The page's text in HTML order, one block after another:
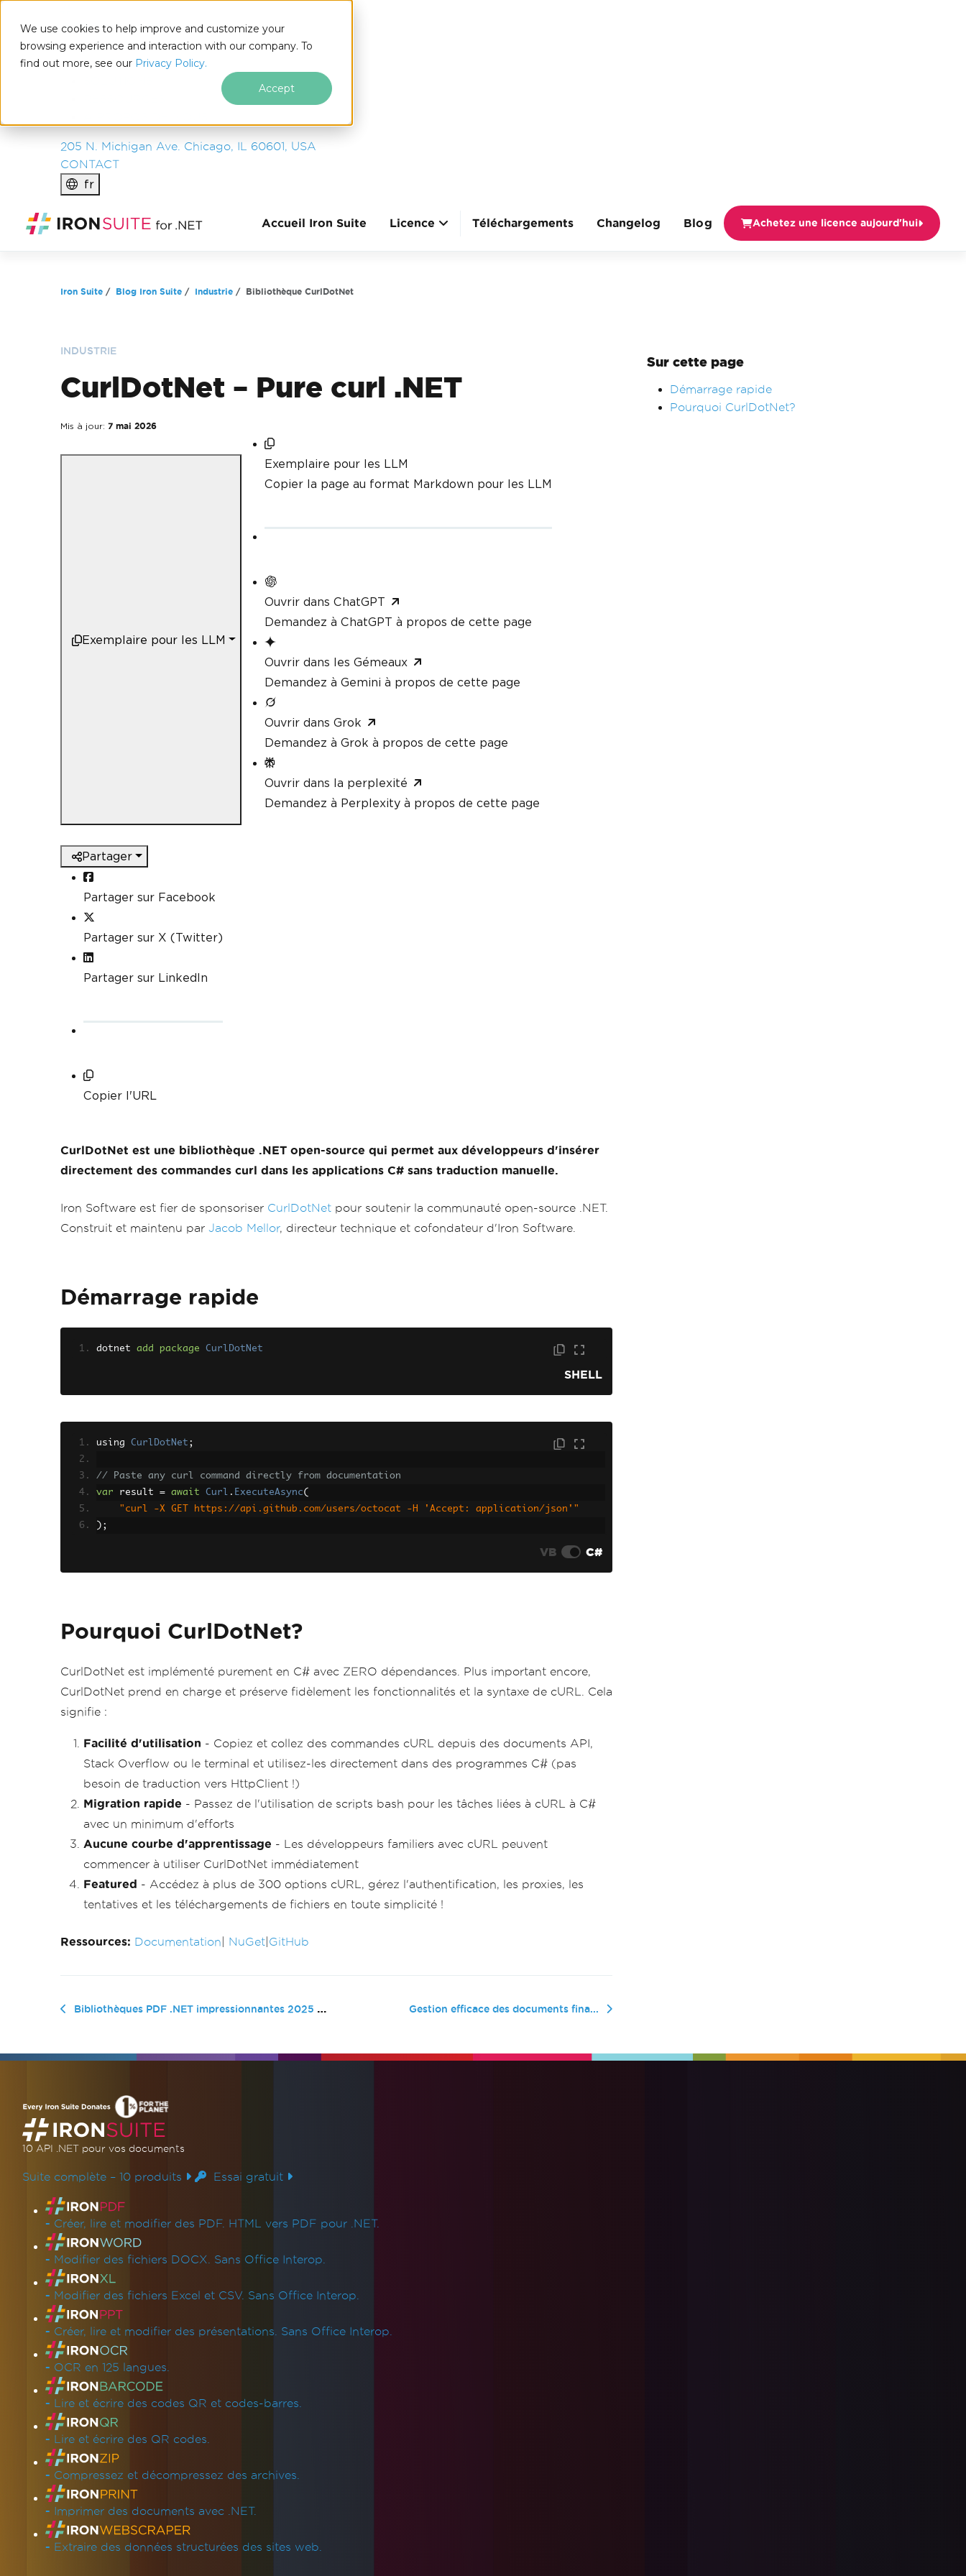
We use cookies to help improve and customize your
browsing experience and interaction with our company. To
find out more, see our Privacy Policy.
Accept
IRONSOFTWARE
PRODUITS
ENTREPRISE
205 N. Michigan Ave. Chicago, IL 60601, USA
CONTACT
fr
Accueil Iron Suite
Licence Téléchargements Changelog Blog Achetez une licence aujourd'hui
Iron Suite Blog Iron Suite Industrie Bibliothèque CurlDotNet
INDUSTRIE
CurlDotNet – Pure curl .NET
Mis à jour: 7 mai 2026
Exemplaire pour les LLM
Exemplaire pour les LLM
Copier la page au format Markdown pour les LLM
Ouvrir dans ChatGPT
Demandez à ChatGPT à propos de cette page
Ouvrir dans les Gémeaux
Demandez à Gemini à propos de cette page
Ouvrir dans Grok
Demandez à Grok à propos de cette page
Ouvrir dans la perplexité
Demandez à Perplexity à propos de cette page
Partager
Partager sur Facebook
Partager sur X (Twitter)
Partager sur LinkedIn
Copier l'URL
CurlDotNet est une bibliothèque .NET open-source qui permet aux développeurs d'insérer
directement des commandes curl dans les applications C# sans traduction manuelle.
Iron Software est fier de sponsoriser CurlDotNet pour soutenir la communauté open-source .NET.
Construit et maintenu par Jacob Mellor, directeur technique et cofondateur d'Iron Software.
Démarrage rapide
dotnet add package CurlDotNet
SHELL
using CurlDotNet ;
// Paste any curl command directly from documentation
var result = await Curl . ExecuteAsync(
"curl -X GET https://api.github.com/users/octocat -H 'Accept: application/json'"
);
VB C#
Pourquoi CurlDotNet?
CurlDotNet est implémenté purement en C# avec ZERO dépendances. Plus important encore,
CurlDotNet prend en charge et préserve fidèlement les fonctionnalités et la syntaxe de cURL. Cela
signifie :
Facilité d'utilisation - Copiez et collez des commandes cURL depuis des documents API,
Stack Overflow ou le terminal et utilisez-les directement dans des programmes C# (pas
besoin de traduction vers HttpClient !)
Migration rapide - Passez de l'utilisation de scripts bash pour les tâches liées à cURL à C#
avec un minimum d'efforts
Aucune courbe d'apprentissage - Les développeurs familiers avec cURL peuvent
commencer à utiliser CurlDotNet immédiatement
Featured - Accédez à plus de 300 options cURL, gérez l'authentification, les proxies, les
tentatives et les téléchargements de fichiers en toute simplicité !
Ressources: Documentation NuGet GitHub
Bibliothèques PDF .NET impressionnantes 2025 – Répertoire sélectionné d'outils PDF C# Gestion efficace des documents fina...
Sur cette page
Démarrage rapide
Pourquoi CurlDotNet?
10 API .NET pour vos documents
Suite complète – 10 produits Essai gratuit
Liens des produits
- Créer, lire et modifier des PDF. HTML vers PDF pour .NET.
- Modifier des fichiers DOCX. Sans Office Interop.
- Modifier des fichiers Excel et CSV. Sans Office Interop.
- Créer, lire et modifier des présentations. Sans Office Interop.
- OCR en 125 langues.
- Lire et écrire des codes QR et codes-barres.
- Lire et écrire des QR codes.
- Compressez et décompressez des archives.
- Imprimer des documents avec .NET.
- Extraire des données structurées des sites web.